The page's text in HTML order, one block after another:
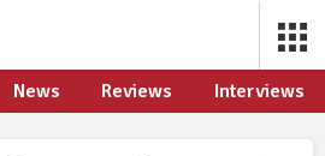
News Reviews Interviews